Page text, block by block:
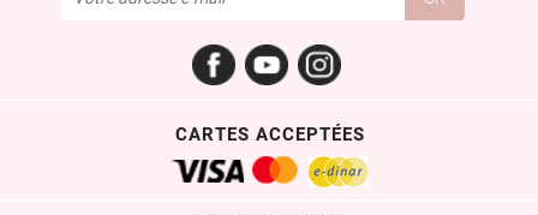
FacebookYouTubeInstagram
CARTES ACCEPTÉES